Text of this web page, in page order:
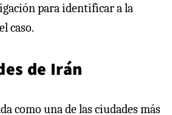
para identificar a la
caso.
de Irán
como una de las ciudades más